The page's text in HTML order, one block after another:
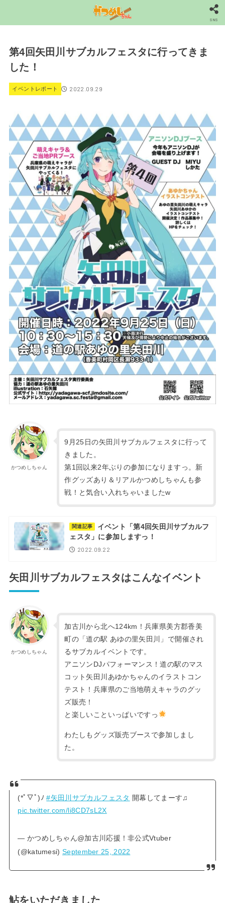
SNS
第4回矢田川サブカルフェスタに行ってきま
した！
イベントレポート 2022.09.29
かつめしちゃん
9月25日の矢田川サブカルフェスタに行って
きました。
第1回以来2年ぶりの参加になりますっ。新
作グッズあり＆リアルかつめしちゃんも参
戦！と気合い入れちゃいましたw
関連記事
イベント「第4回矢田川サブカルフ
ェスタ」に参加しますっ！
2022.09.22
矢田川サブカルフェスタはこんなイベント
かつめしちゃん
加古川から北へ124km！兵庫県美方郡香美
町の「道の駅 あゆの里矢田川」で開催され
るサブカルイベントです。
アニソンDJパフォーマンス！道の駅のマス
コット矢田川あゆかちゃんのイラストコン
テスト！兵庫県のご当地萌えキャラのグッ
ズ販売！
と楽しいこといっぱいですっ
わたしもグッズ販売ブースで参加しまし
た。
(*ﾟ▽ﾟ)ﾉ#矢田川サブカルフェスタ 開幕してまーす♫
pic.twitter.com/li8CD7sL2X
— かつめしちゃん@加古川応援！非公式Vtuber
(@katumesi) September 25, 2022
鮎をいただきました